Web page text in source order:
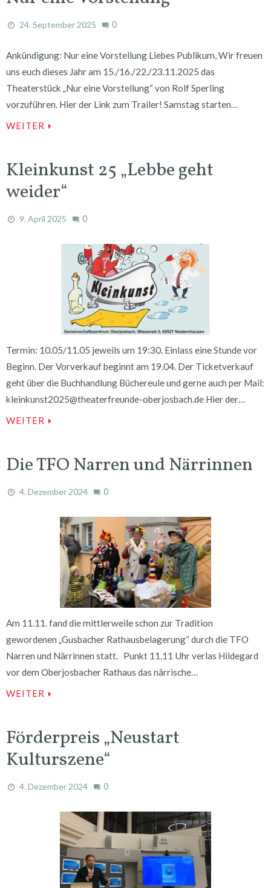
24. September 2025 0
Ankündigung: Nur eine Vorstellung Liebes Publikum, Wir freuen
uns euch dieses Jahr am 15./16./22./23.11.2025 das
Theaterstück „Nur eine Vorstellung“ von Rolf Sperling
vorzuführen. Hier der Link zum Trailer! Samstag starten…
WEITER
Kleinkunst 25 „Lebbe geht
weider“
9. April 2025 0
Termin: 10.05/11.05 jeweils um 19:30. Einlass eine Stunde vor
Beginn. Der Vorverkauf beginnt am 19.04. Der Ticketverkauf
geht über die Buchhandlung Büchereule und gerne auch per Mail:
kleinkunst2025@theaterfreunde-oberjosbach.de Hier der…
WEITER
Die TFO Narren und Närrinnen
4. Dezember 2024 0
Am 11.11. fand die mittlerweile schon zur Tradition
gewordenen „Gusbacher Rathausbelagerung“ durch die TFO
Narren und Närrinnen statt. Punkt 11.11 Uhr verlas Hildegard
vor dem Oberjosbacher Rathaus das närrische…
WEITER
Förderpreis „Neustart
Kulturszene“
4. Dezember 2024 0